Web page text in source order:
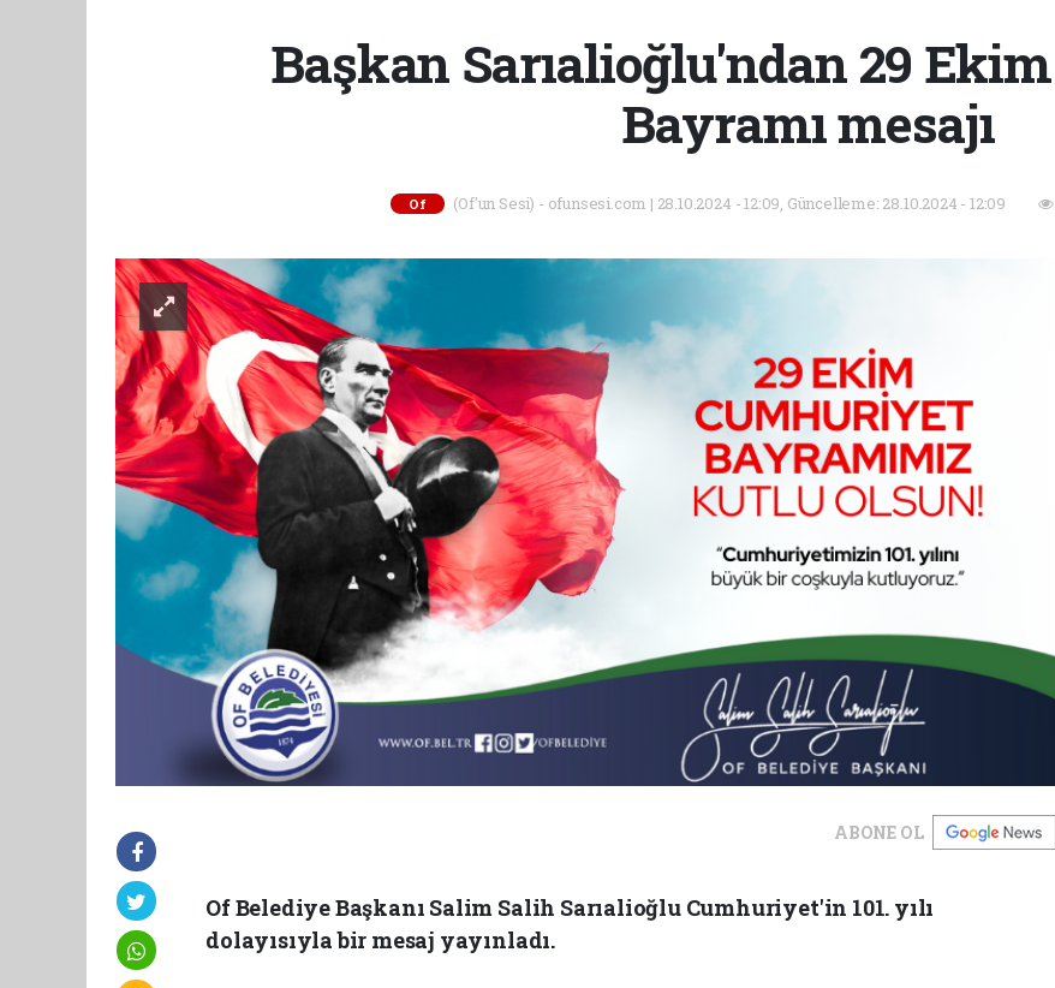
Başkan Sarıalioğlu'ndan 29
Bayramı mesajı
Of (Of'un Sesi) - ofunsesi.com | 28.10.2024 - 12:09, Güncelleme: 28.10.2024 - 12:09
ABONE OL
Of Belediye Başkanı Salim Salih Sarıalioğlu Cumhuriyet'in 101. yılı
dolayısıyla bir mesaj yayınladı.